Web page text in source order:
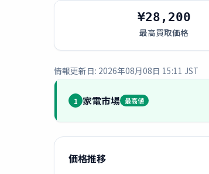
¥28,200
最高買取価格
情報更新日: 2026年08月08日 15:11 JST
1 家電市場 最高値
価格推移